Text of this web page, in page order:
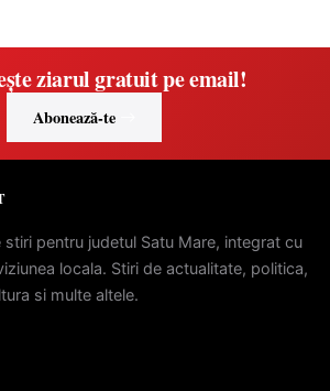
ziarul gratuit pe email!
Abonează-te
pentru judetul Satu Mare, integrat cu
locala. Stiri de actualitate, politica,
si multe altele.